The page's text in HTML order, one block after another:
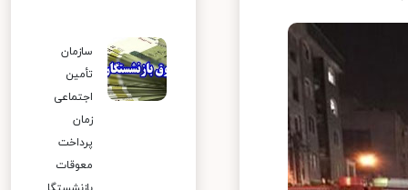
سازمان
تأمین
اجتماعی
زمان
پرداخت
معوقات